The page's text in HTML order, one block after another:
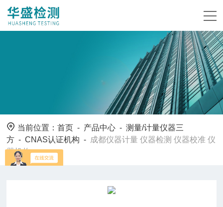
当前位置：首页 - 产品中心 -测量/计量仪器三
方 -CNAS认证机构 - 成都仪器计量 仪器检测 仪器校准 仪
器机构